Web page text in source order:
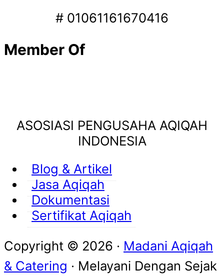
# 01061161670416
Member Of
ASOSIASI PENGUSAHA AQIQAH
INDONESIA
Blog & Artikel
Jasa Aqiqah
Dokumentasi
Sertifikat Aqiqah
Copyright © 2026 · Madani Aqiqah
& Catering · Melayani Dengan Sejak